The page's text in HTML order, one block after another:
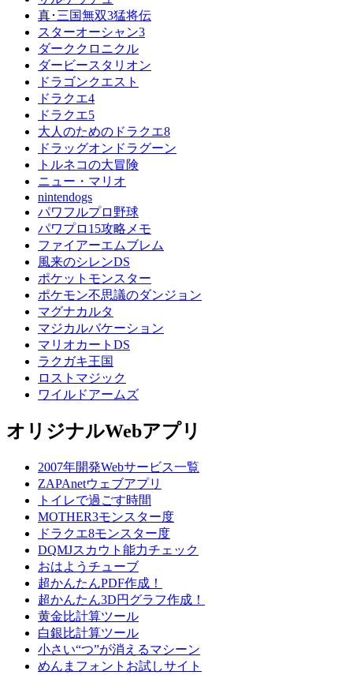
真･三国無双3猛将伝
スターオーシャン3
ダーククロニクル
ダービースタリオン
ドラゴンクエスト
ドラクエ4
ドラクエ5
大人のためのドラクエ8
ドラッグオンドラグーン
トルネコの大冒険
ニュー・マリオ
nintendogs
パワフルプロ野球
パワプロ15攻略メモ
ファイアーエムブレム
風来のシレンDS
ポケットモンスター
ポケモン不思議のダンジョン
マグナカルタ
マジカルバケーション
マリオカートDS
ラクガキ王国
ロストマジック
ワイルドアームズ
オリジナルWebアプリ
2007年開発Webサービス一覧
ZAPAnetウェブアプリ
トイレで過ごす時間
MOTHER3モンスター度
ドラクエ8モンスター度
DQMJスカウト能力チェック
おはようチューブ
超かんたんPDF作成！
超かんたん3D円グラフ作成！
黄金比計算ツール
白銀比計算ツール
小さい“つ”が消えるマシーン
めんまフォントお試しサイト